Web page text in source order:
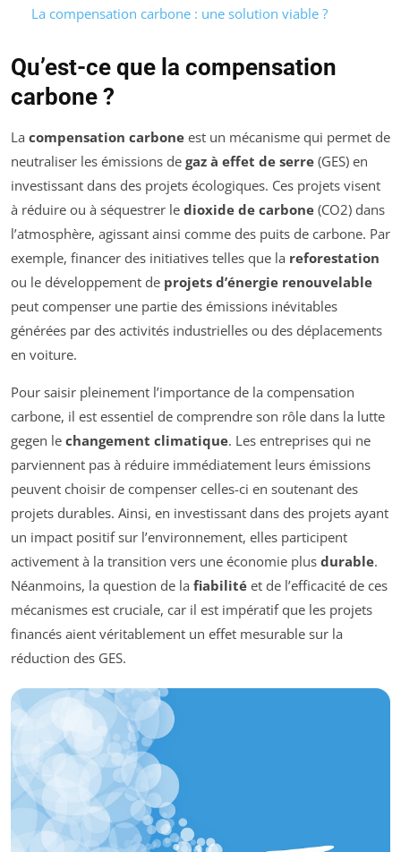
La compensation carbone : une solution viable ?
Qu’est-ce que la compensation
carbone ?
La compensation carbone est un mécanisme qui permet de
neutraliser les émissions de gaz à effet de serre (GES) en
investissant dans des projets écologiques. Ces projets visent
à réduire ou à séquestrer le dioxide de carbone (CO2) dans
l’atmosphère, agissant ainsi comme des puits de carbone. Par
exemple, financer des initiatives telles que la reforestation
ou le développement de projets d’énergie renouvelable
peut compenser une partie des émissions inévitables
générées par des activités industrielles ou des déplacements
en voiture.
Pour saisir pleinement l’importance de la compensation
carbone, il est essentiel de comprendre son rôle dans la lutte
gegen le changement climatique. Les entreprises qui ne
parviennent pas à réduire immédiatement leurs émissions
peuvent choisir de compenser celles-ci en soutenant des
projets durables. Ainsi, en investissant dans des projets ayant
un impact positif sur l’environnement, elles participent
activement à la transition vers une économie plus durable.
Néanmoins, la question de la fiabilité et de l’efficacité de ces
mécanismes est cruciale, car il est impératif que les projets
financés aient véritablement un effet mesurable sur la
réduction des GES.